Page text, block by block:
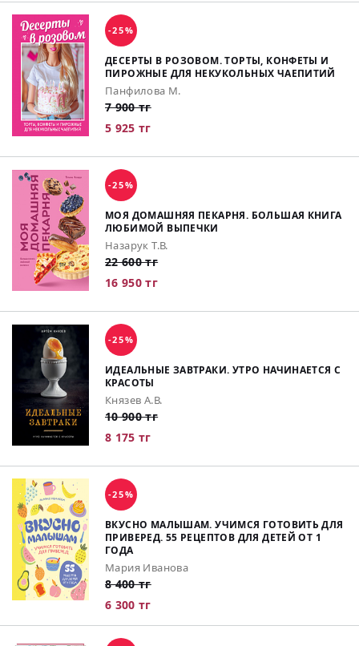
-25%
ДЕСЕРТЫ В РОЗОВОМ. ТОРТЫ, КОНФЕТЫ И
ПИРОЖНЫЕ ДЛЯ НЕКУКОЛЬНЫХ ЧАЕПИТИЙ
Панфилова М.
7 900 тг
5 925 тг
-25%
МОЯ ДОМАШНЯЯ ПЕКАРНЯ. БОЛЬШАЯ КНИГА
ЛЮБИМОЙ ВЫПЕЧКИ
Назарук Т.В.
22 600 тг
16 950 тг
-25%
ИДЕАЛЬНЫЕ ЗАВТРАКИ. УТРО НАЧИНАЕТСЯ С
КРАСОТЫ
Князев А.В.
10 900 тг
8 175 тг
-25%
ВКУСНО МАЛЫШАМ. УЧИМСЯ ГОТОВИТЬ ДЛЯ
ПРИВЕРЕД. 55 РЕЦЕПТОВ ДЛЯ ДЕТЕЙ ОТ 1
ГОДА
Мария Иванова
8 400 тг
6 300 тг